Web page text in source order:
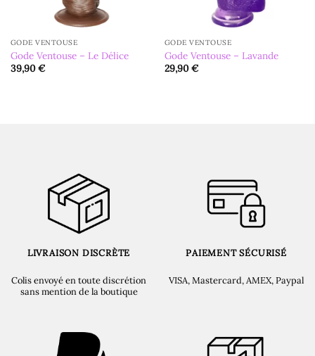
GODE VENTOUSE
Gode Ventouse – Le Délice
39,90€
GODE VENTOUSE
Gode Ventouse – Lavande
29,90€
LIVRAISON DISCRÈTE
Colis envoyé en toute discrétion
sans mention de la boutique
PAIEMENT SÉCURISÉ
VISA, Mastercard, AMEX, Paypal